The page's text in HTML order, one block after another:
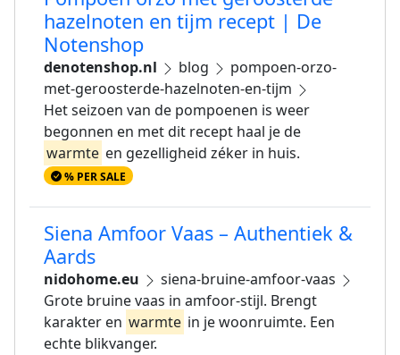
hazelnoten en tijm recept | De
Notenshop
denotenshop.nl blog
pompoen-orzo-
met-geroosterde-hazelnoten-en-tijm
Het seizoen van de pompoenen is weer
begonnen en met dit recept haal je de
warmte en gezelligheid zéker in huis.
% PER SALE
Siena Amfoor Vaas – Authentiek &
Aards
nidohome.eu
siena-bruine-amfoor-vaas
Grote bruine vaas in amfoor-stijl. Brengt
karakter en warmte in je woonruimte. Een
echte blikvanger.